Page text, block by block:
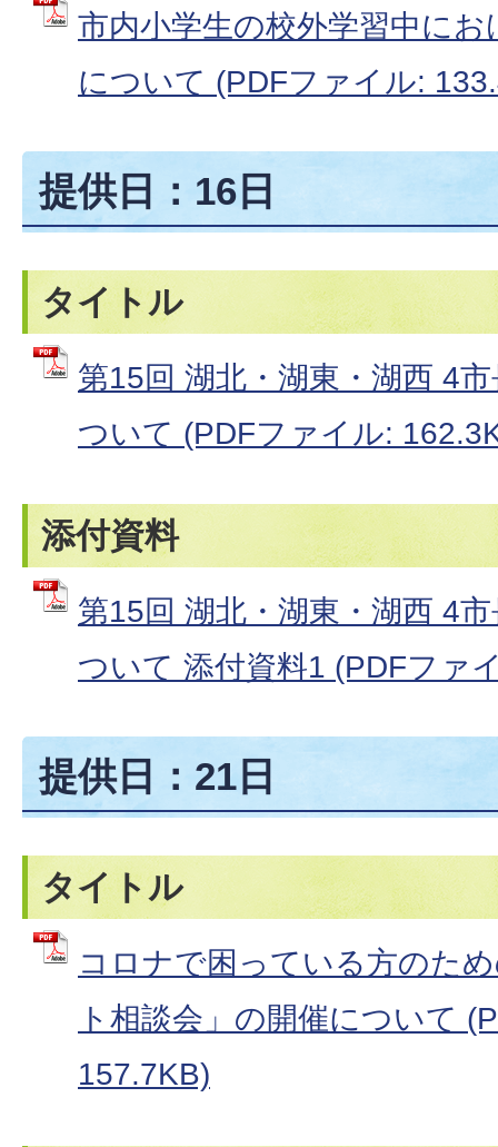
市内小学生の校外学習中に
について (PDFファイル:
提供日：16日
タイトル
第15回 湖北・湖東・湖西 4
ついて (PDFファイル:
添付資料
第15回 湖北・湖東・湖西 4
ついて 添付資料1 (PDFファ
提供日：21日
タイトル
コロナで困っている方のた
ト相談会」の開催について
157.7KB)